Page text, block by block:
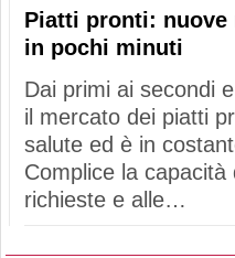
Piatti pronti: nuove
in pochi minuti
Dai primi ai secondi
il mercato dei piatti
salute ed è in
Complice la
richieste e alle…